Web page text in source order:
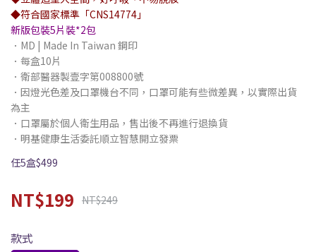
◆符合國家標準「CNS14774」
新版包裝5片裝*2包
．MD | Made In Taiwan 鋼印
．每盒10片
．衛部醫器製壹字第008800號
．因燈光色差及口罩機台不同，口罩可能有些微差異，以實際出貨
為主
．口罩屬於個人衛生用品，售出後不再進行退換貨
．明基健康生活委託順立智慧開立發票
任5盒$499
NT$199 NT$249
款式